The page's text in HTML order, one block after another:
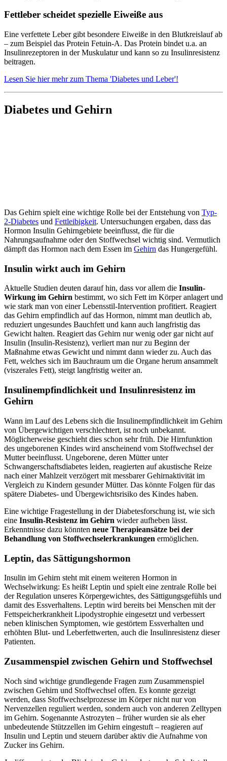
Fettleber scheidet spezielle Eiweiße aus
Eine verfettete Leber gibt besondere Eiweiße in den Blutkreislauf ab
– zum Beispiel das Protein Fetuin-A. Das Protein bindet u.a. an
Insulinrezeptoren in der Muskulatur und kann so zu Insulinresistenz
beitragen.
Lesen Sie hier mehr zum Thema 'Diabetes und Leber'!
Diabetes und Gehirn
Das Gehirn spielt eine wichtige Rolle bei der Entstehung von Typ-
2-Diabetes und Fettleibigkeit. Untersuchungen ergaben, dass das
Hormon Insulin Gehirngebiete beeinflusst, die für die
Nahrungsaufnahme oder den Stoffwechsel wichtig sind. Vermutlich
dämpft das Hormon nach dem Essen im Gehirn das Hungergefühl.
Insulin wirkt auch im Gehirn
Aktuelle Studien deuten darauf hin, dass vor allem die Insulin-
Wirkung im Gehirn bestimmt, wo sich Fett im Körper anlagert und
wie stark man von einer Lebensstil-Intervention profitiert. Reagiert
das Gehirn empfindlich auf das Hormon, nimmt man deutlich ab,
reduziert ungesundes Bauchfett und kann auch langfristig das
Gewicht halten. Reagiert das Gehirn nur wenig oder gar nicht auf
Insulin (Insulin-Resistenz), verliert man nur zu Beginn der
Maßnahme etwas Gewicht und nimmt dann wieder zu. Auch das
Fett, welches sich im Bauchraum um die Organe herum ansammelt
(viszerales Fett), steigt langfristig weiter an.
Insulinempfindlichkeit und Insulinresistenz im
Gehirn
Wann im Lauf des Lebens sich die Insulinempfindlichkeit im Gehirn
von Übergewichtigen verschlechtert, ist noch unbekannt.
Möglicherweise geschieht dies schon sehr früh. Die Hirnfunktion
des ungeborenen Kindes wird anscheinend vom Stoffwechsel der
Mutter beeinflusst. Ungeborene, deren Mütter unter
Schwangerschaftsdiabetes leiden, reagierten auf akustische Reize
nach einer Mahlzeit verzögert mit messbarer Gehirnaktivität im
Vergleich zu Kindern gesunder Mütter. Das könnte Folgen für das
spätere Diabetes- und Übergewichtsrisiko des Kindes haben.
Eine wichtige Fragestellung in der Diabetesforschung ist, wie sich
eine Insulin-Resistenz im Gehirn wieder aufheben lässt.
Erkenntnisse dazu könnten neue Therapieansätze bei der
Behandlung von Stoffwechselerkrankungen ermöglichen.
Leptin, das Sättigungshormon
Insulin im Gehirn steht mit einem weiteren Hormon in
Wechselwirkung: Es heißt Leptin und spielt eine zentrale Rolle bei
der Regulation unseres Körpergewichtes, des Sättigungsgefühls und
damit des Essverhaltens. Leptin wird bereits bei Menschen mit der
Fettspeicherkrankheit Lipodystrophie eingesetzt und verbessert
neben klinischen Symptomen, wie gestörtem Essverhalten und
erhöhten Blut- und Leberfettwerten, auch die Insulinresistenz dieser
Patienten.
Zusammenspiel zwischen Gehirn und Stoffwechsel
Noch sind wichtige grundlegende Fragen zum Zusammenspiel
zwischen Gehirn und Stoffwechsel offen. Es konnte gezeigt
werden, dass Stoffwechselprozesse im Körper nicht nur von
Nervenzellen reguliert werden, sondern auch von anderen Zelltypen
im Gehirn. Sogenannte Astrozyten – früher wurden sie als eher
unbedeutende Stützzellen im Gehirn eingestuft – reagieren auf
Insulin und Leptin und steuern darüber aktiv die Aufnahme von
Zucker ins Gehirn.